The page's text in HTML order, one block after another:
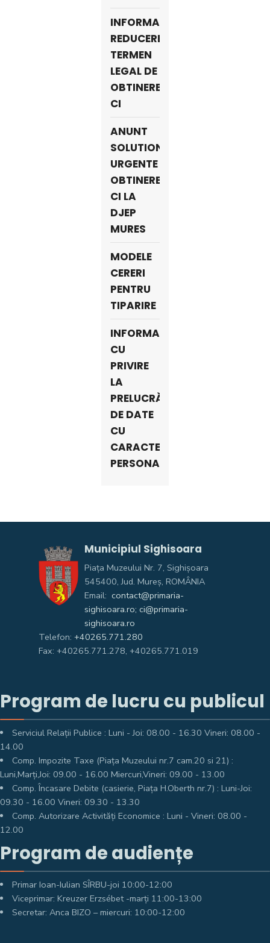
INFORMARE
REDUCERE
TERMEN
LEGAL DE
OBTINERE
CI
ANUNT
SOLUTIONARE
URGENTE
OBTINERE
CI LA
DJEP
MURES
MODELE
CERERI
PENTRU
TIPARIRE
INFORMARE
CU
PRIVIRE
LA
PRELUCRĂRILE
DE DATE
CU
CARACTER
PERSONAL
Municipiul Sighisoara
Piața Muzeului Nr. 7, Sighişoara
545400, Jud. Mureş, ROMÂNIA
Email: contact@primaria-
sighisoara.ro; ci@primaria-
sighisoara.ro
Telefon: +40265.771.280
Fax: +40265.771.278, +40265.771.019
Program de lucru cu publicul
Serviciul Relații Publice : Luni - Joi: 08.00 - 16.30 Vineri: 08.00 -
14.00
Comp. Impozite Taxe (Piața Muzeului nr.7 cam.20 si 21) :
Luni,Marți,Joi: 09.00 - 16.00 Miercuri,Vineri: 09.00 - 13.00
Comp. Încasare Debite (casierie, Piața H.Oberth nr.7) : Luni-Joi:
09.30 - 16.00 Vineri: 09.30 - 13.30
Comp. Autorizare Activități Economice : Luni - Vineri: 08.00 -
12.00
Program de audiențe
Primar Ioan-Iulian SÎRBU-joi 10:00-12:00
Viceprimar: Kreuzer Erzsébet -marți 11:00-13:00
Secretar: Anca BIZO – miercuri: 10:00-12:00